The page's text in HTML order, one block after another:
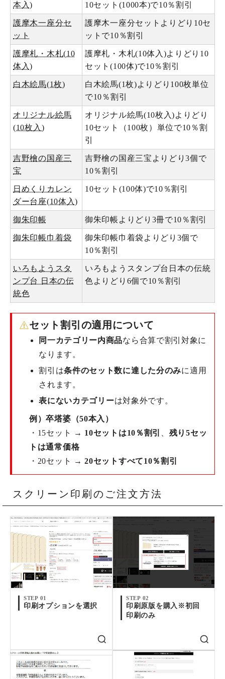
本入) 10セット(1000本)で10％割引
護摩木一座分セ
ット
護摩木一座分セットよりどり10セ
ットで10％割引
護摩札・木札(10
体入)
護摩札・木札(10体入)よりどり10
セット(100体)で10％割引
白木絵馬(1枚)
白木絵馬(1枚)よりどり100枚単位
で10％割引
オリジナル絵馬
(10枚入)
オリジナル絵馬(10枚入)よりどり
10セット（100枚）単位で10％割
引
吉野檜の国産三
宝
吉野檜の国産三宝よりどり3個で
10％割引
日めくりカレン
ダー台座(10体入)
10セット(100体)で10％割引
御朱印帳 御朱印帳よりどり3冊で10％割引
御朱印帳巾着袋
御朱印帳巾着袋よりどり3個で
10％割引
いろもようスタ
ンプ台 日本の伝
統色
いろもようスタンプ台日本の伝統
色よりどり6個で10％割引
セット割引の適用について
同一カテゴリー内商品なら合算で割引対象に
なります。
割引は条件のセット数に達した分のみに適用
されます。
表にないカテゴリーは対象外です。
例）卒塔婆（50本入）
・15セット → 10セットは10％割引 、 残り5セッ
トは通常価格
・20セット →20セットすべて10％割引
スクリーン印刷のご注文方法
STEP 01
印刷オプションを選択
STEP 02
印刷原版を購入※初回
印刷のみ